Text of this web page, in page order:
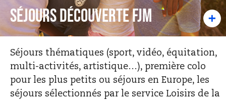
Séjours découverte FJM
Séjours thématiques (sport, vidéo, équitation,
multi-activités, artistique…), première colo
pour les plus petits ou séjours en Europe, les
séjours sélectionnés par le service Loisirs de la